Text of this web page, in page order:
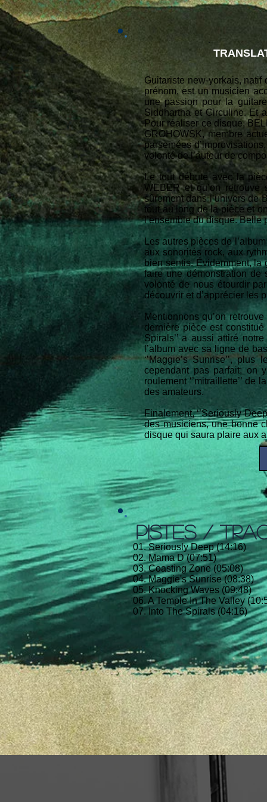
Guitariste new-yorkais,
prénom, est un musicien
une passion pour la
Siddhartha et Circuline. Et
Pour réaliser ce disque,
GROHOWSK, membre
parsemées
volonté de l’auteur de
Le tout débute avec la
WEBER et qu’on retrouve
sûrement dans l’univers de
tout au long de la pièce et
l’ensemble du disque. Belle
Les autres pièces de
aux sonorités rock, aux
bien sentis. Évidemment,
faire une démonstration
volonté de nous étourdir
découvrir et d’apprécier les
Mentionnons qu’on
dernière pièce est
Spirals’’ a aussi attiré
l’album avec sa ligne de
‘’Maggie’s Sunrise’’,
cependant pas parfait; on
roulement ‘’mitraillette’’
des amateurs.
Finalement, ‘’Seriously
des musiciens, une bonne
disque qui saura plaire aux
PISTES /
01. Seriously Deep (14:16)
02. Mama D (07:51)
03. Coasting Zone (05:08)
04. Maggie's Sunrise (08:38)
05. Knocking Waves (09:48)
06. A Temple In The Valley
07. Into The Spirals (04:16)